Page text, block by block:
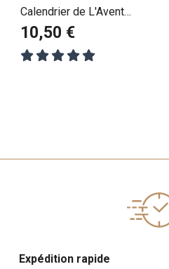
Calendrier de L'Avent
thème Chat - Ivory
10,50 €
Expédition rapide